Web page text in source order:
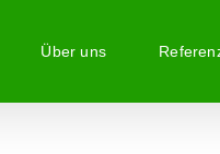
Über uns